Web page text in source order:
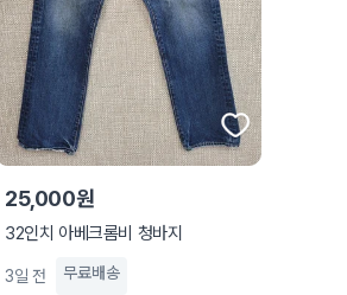
25,000원
32인치 아베크롬비 청바지
3일 전 무료배송